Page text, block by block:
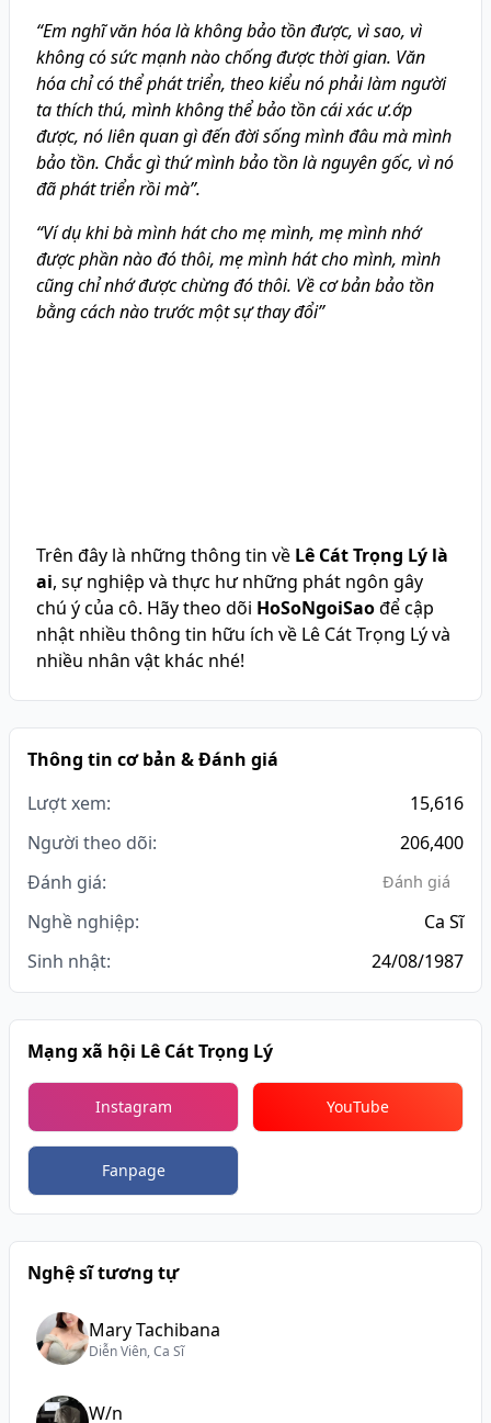
“Em nghĩ văn hóa là không bảo tồn được, vì sao, vì
không có sức mạnh nào chống được thời gian. Văn
hóa chỉ có thể phát triển, theo kiểu nó phải làm người
ta thích thú, mình không thể bảo tồn cái xác ư.ớp
được, nó liên quan gì đến đời sống mình đâu mà mình
bảo tồn. Chắc gì thứ mình bảo tồn là nguyên gốc, vì nó
đã phát triển rồi mà”.
“Ví dụ khi bà mình hát cho mẹ mình, mẹ mình nhớ
được phần nào đó thôi, mẹ mình hát cho mình, mình
cũng chỉ nhớ được chừng đó thôi. Về cơ bản bảo tồn
bằng cách nào trước một sự thay đổi”
Trên đây là những thông tin về Lê Cát Trọng Lý là
ai, sự nghiệp và thực hư những phát ngôn gây
chú ý của cô. Hãy theo dõi HoSoNgoiSaođể cập
nhật nhiều thông tin hữu ích về Lê Cát Trọng Lý và
nhiều nhân vật khác nhé!
Thông tin cơ bản & Đánh giá
Lượt xem:
15,616
Người theo dõi:
206,400
Đánh giá:
Đánh giá
Nghề nghiệp:
Ca Sĩ
Sinh nhật:
24/08/1987
Mạng xã hội Lê Cát Trọng Lý
Instagram YouTube
Fanpage
Nghệ sĩ tương tự
Mary Tachibana
Diễn Viên, Ca Sĩ
W/n